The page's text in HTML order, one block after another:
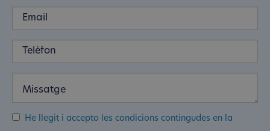
He llegit i accepto les condicions contingudes en la